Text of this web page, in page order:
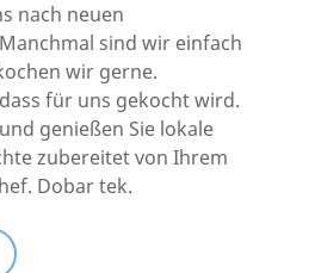
nach neuen
sind wir einfach
wir gerne.
für uns gekocht wird.
genießen Sie lokale
zubereitet von Ihrem
Dobar tek.